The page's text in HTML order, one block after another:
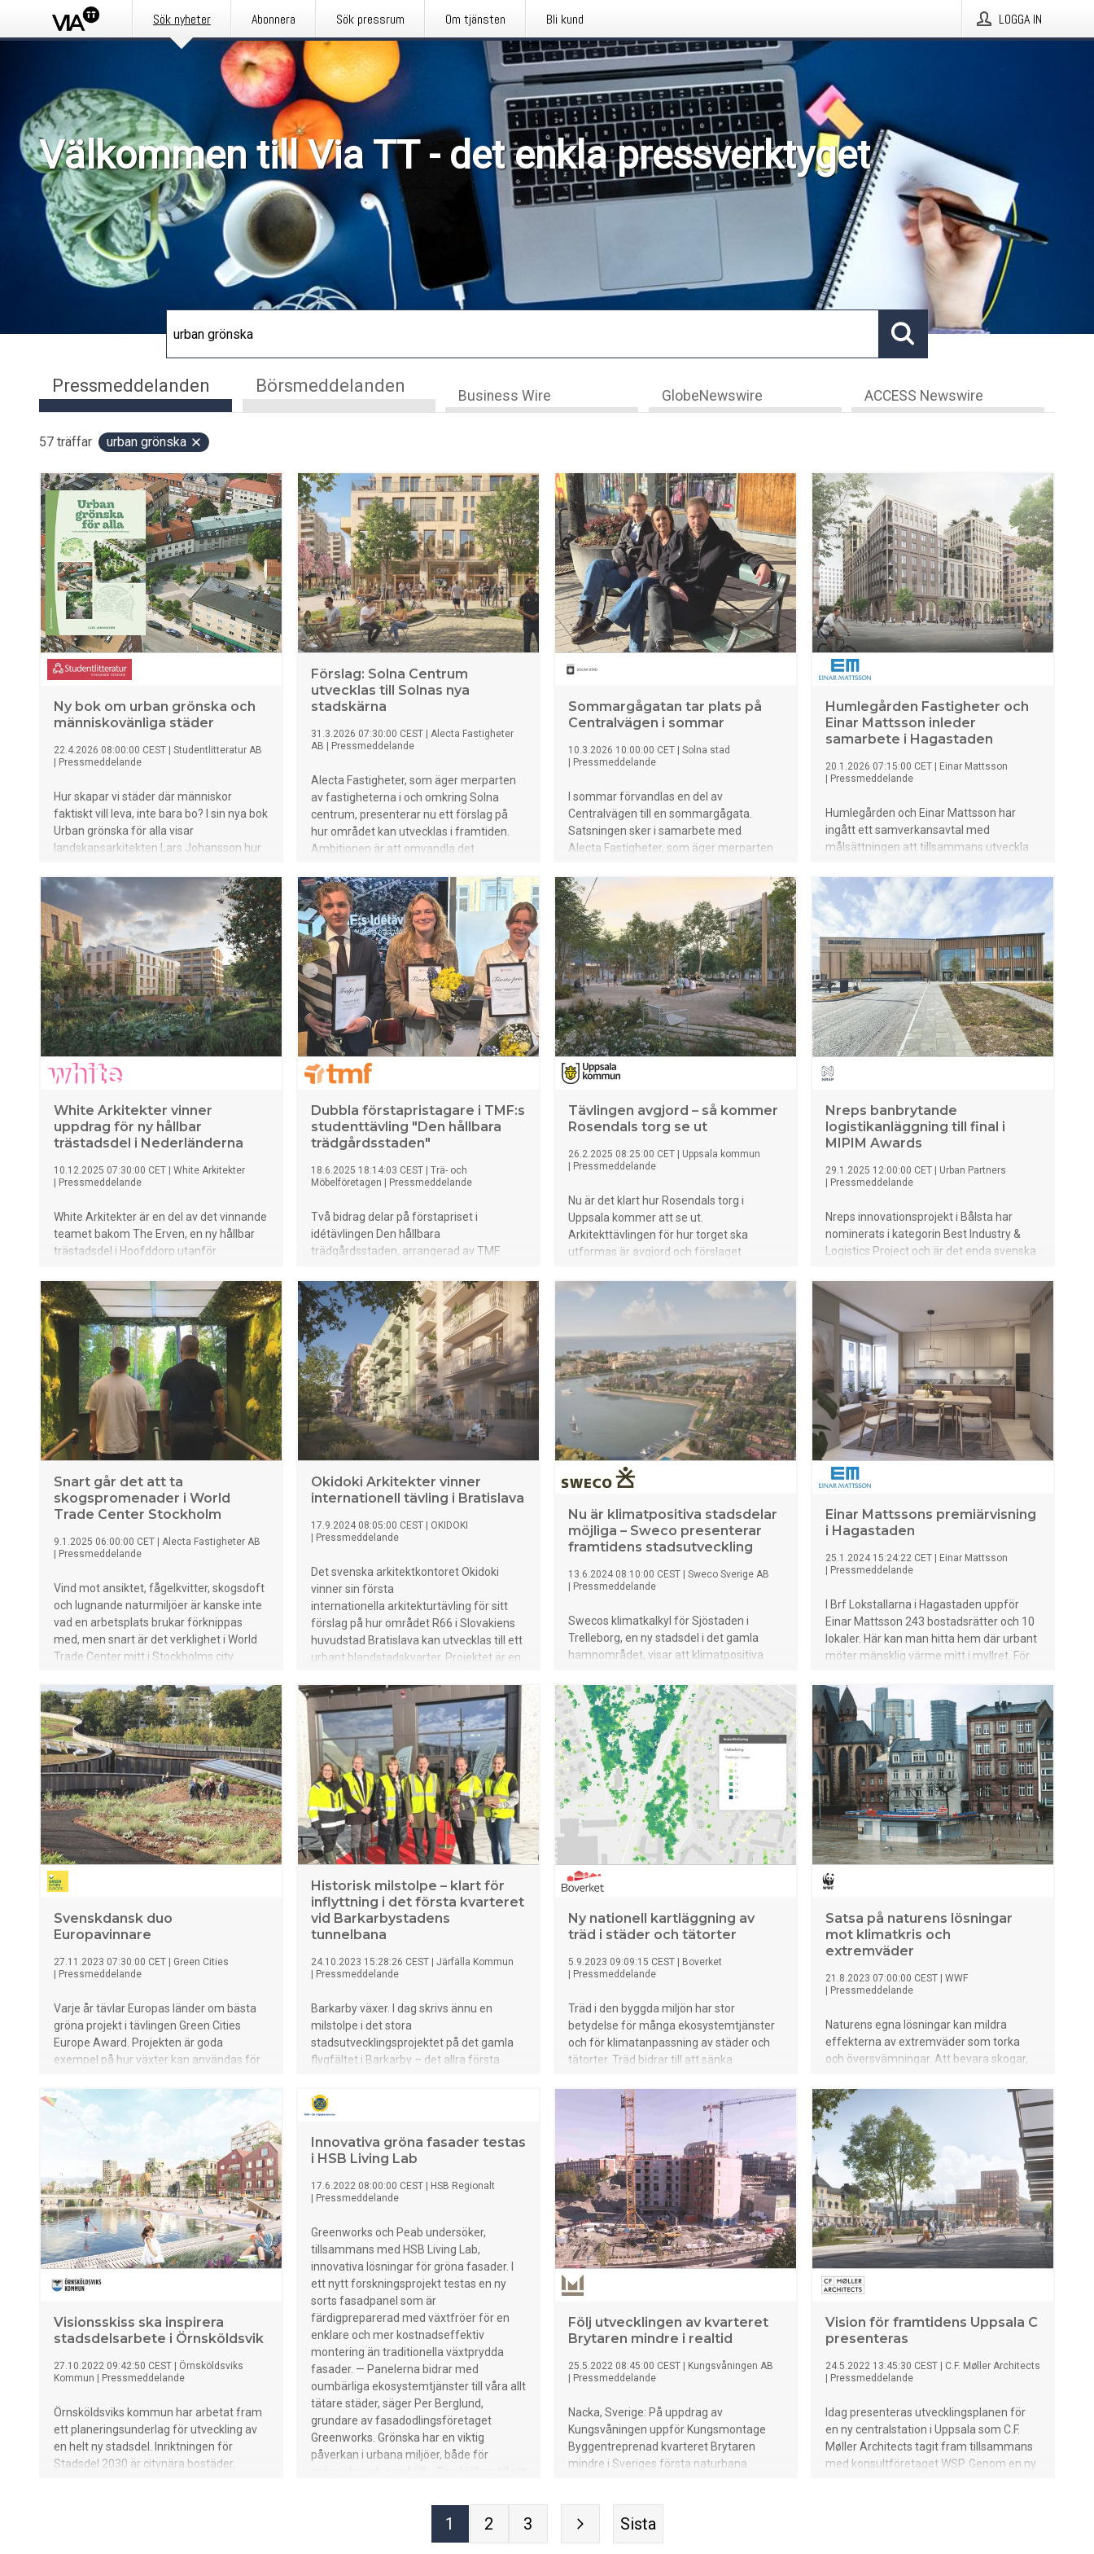
Sök nyheter Abonnera Sök pressrum Om tjänsten Bli kund LOGGA IN
Välkommen till Via TT - det enkla pressverktyget
Pressmeddelanden Börsmeddelanden Business Wire GlobeNewswire ACCESS Newswire
57 träffar urban grönska
Ny bok om urban grönska och
människovänliga städer
22.4.2026 08:00:00 CEST
Studentlitteratur AB
Pressmeddelande
Hur skapar vi städer där människor
faktiskt vill leva, inte bara bo? I sin nya bok
Urban grönska för alla visar
landskapsarkitekten Lars Johansson hur
roll i samhällsplaneringen.
Förslag: Solna Centrum
utvecklas till Solnas nya
stadskärna
31.3.2026 07:30:00 CEST
Alecta Fastigheter
AB
Pressmeddelande
Alecta Fastigheter, som äger merparten
av fastigheterna i och omkring Solna
centrum, presenterar nu ett förslag på
hur området kan utvecklas i framtiden.
Ambitionen är att omvandla det
utåtriktad, sammanhållen och levande
stadskärna. Utvecklingsförslaget
omfattar minst en fördubbling av antalet
bostäder, fler arbetsplatser, fortsatt
satsning på handel, fler aktiva
bottenvåningar och ett starkt fokus på
grönska, torgbildningar och bättre
kopplingar till Skytteholm, Hagalund och
Råsunda.
Sommargågatan tar plats på
Centralvägen i sommar
10.3.2026 10:00:00 CET
Solna stad
Pressmeddelande
I sommar förvandlas en del av
Centralvägen till en sommargågata.
Satsningen sker i samarbete med
Alecta Fastigheter, som äger merparten
centrum. Sommargågatan invigs den 30
maj och pågår fram till den 30 augusti.
Humlegården Fastigheter och
Einar Mattsson inleder
samarbete i Hagastaden
20.1.2026 07:15:00 CET
Einar Mattsson
Pressmeddelande
Humlegården och Einar Mattsson har
ingått ett samverkansavtal med
målsättningen att tillsammans utveckla
White Arkitekter vinner
uppdrag för ny hållbar
trästadsdel i Nederländerna
10.12.2025 07:30:00 CET
White Arkitekter
Pressmeddelande
White Arkitekter är en del av det vinnande
teamet bakom The Erven, en ny hållbar
trästadsdel i Hoofddorp utanför
bostäder och är en central del av den nya
stadsutvecklingen Lincolnpark. Med en
samtida tolkning av lokala traditioner
kombinerar The Erven social hållbarhet,
biobaserade material och cirkulära
lösningar.
Dubbla förstapristagare i TMF:s
studenttävling "Den hållbara
trädgårdsstaden"
18.6.2025 18:14:03 CEST
Trä- och
Möbelföretagen
Pressmeddelande
Två bidrag delar på förstapriset i
idétävlingen Den hållbara
trädgårdsstaden, arrangerad av TMF.
studenter inom arkitektur och
stadsplanering runtom i landet och
prisutdelningen skedde i Näringslivets Hus
på onsdagseftermiddagen.
Tävlingen avgjord – så kommer
Rosendals torg se ut
26.2.2025 08:25:00 CET
Uppsala kommun
Pressmeddelande
Nu är det klart hur Rosendals torg i
Uppsala kommer att se ut.
Arkitekttävlingen för hur torget ska
utformas är avgjord och förslaget
Planning och Bjerking AB med
underkonsult Lighting Design Collective.
och levande torg med fokus på grönska,
fyllt av aktiviteter och byggt med mycket
återanvänt material.
Nreps banbrytande
logistikanläggning till final i
MIPIM Awards
29.1.2025 12:00:00 CET
Urban Partners
Pressmeddelande
Nreps innovationsprojekt i Bålsta har
nominerats i kategorin Best Industry &
Logistics Project och är det enda svenska
upplaga av MIPIM Awards. Genom att
kombinera banbrytande design och
hållbarhet har projektet uppnått ett
rekordlågt koldioxidavtryck på 2,7
kgCO2/m²/år, samtidigt som det främjar
medarbetares välbefinnande och
biologisk mångfald.
Snart går det att ta
skogspromenader i World
Trade Center Stockholm
9.1.2025 06:00:00 CET
Alecta Fastigheter AB
Pressmeddelande
Vind mot ansiktet, fågelkvitter, skogsdoft
och lugnande naturmiljöer är kanske inte
vad en arbetsplats brukar förknippas
med, men snart är det verklighet i World
Trade Center mitt i Stockholms city.
inlett ett samarbete med Nature Station
som erbjuder hälso-och mötesrum för
naturpromenader och walk´n talks, och
blir därigenom den första
fastighetsägaren i Sverige som erbjuder
virtuella naturpromenader inomhus för
sina hyresgäster.
Okidoki Arkitekter vinner
internationell tävling i Bratislava
17.9.2024 08:05:00 CEST
OKIDOKI
Pressmeddelande
Det svenska arkitektkontoret Okidoki
vinner sin första
internationella arkitekturtävling för sitt
förslag på hur området R66 i Slovakiens
huvudstad Bratislava kan utvecklas till ett
urbant blandstadskvarter. Projektet är en
stadsomvandling med fokus på
hållbarhet. – Den här vinsten visar att vi
konkurrerar med europeiska storkontor i
kommersiella arkitekturprojekt, säger
Fredrik Hansson, VD för Okidoki.
Nu är klimatpositiva stadsdelar
möjliga – Sweco presenterar
framtidens stadsutveckling
13.6.2024 08:10:00 CEST
Sweco Sverige AB
Pressmeddelande
Swecos klimatkalkyl för Sjöstaden i
Trelleborg, en ny stadsdel i det gamla
hamnområdet, visar att klimatpositiva
byggnader och dess driftenergi,
markanvändning och mobilitet för att
undersöka hur nära klimatpositivitet man
kan komma. Med fokus på kolsänkor i
stadsmiljö, cykel- och samtransport samt
förbättrade byggmetoder visar kalkylen
att det är möjligt att skapa klimatpositiva
stadsdelar. – Mig veterligen är det den
första i sitt slag där vi modellerat en hel
stadsdel, säger Gunilla Wembe, ansvarig
arkitekt på Sweco Architects.
Einar Mattssons premiärvisning
i Hagastaden
25.1.2024 15:24:22 CET
Einar Mattsson
Pressmeddelande
I Brf Lokstallarna i Hagastaden uppför
Einar Mattsson 243 bostadsrätter och 10
lokaler. Här kan man hitta hem där urbant
möter mänsklig värme mitt i myllret. För
design och produkten har vi i veckan
öppnat upp visningslokalen på
Hagaesplanaden 66. De nya väldesignade
bostadsrätterna omfattas såklart också
av Einar Mattssons låne- och
räntekostnadsgaranti.
Svenskdansk duo
Europavinnare
27.11.2023 07:30:00 CET
Green Cities
Pressmeddelande
Varje år tävlar Europas länder om bästa
gröna projekt i tävlingen Green Cities
Europe Award. Projekten är goda
exempel på hur växter kan användas för
värden. I år gick vinsten till projektet
Basecamp Lyngby utanför Köpenhamn i
Danmark.
Historisk milstolpe – klart för
inflyttning i det första kvarteret
vid Barkarbystadens
tunnelbana
24.10.2023 15:28:26 CEST
Järfälla Kommun
Pressmeddelande
Barkarby växer. I dag skrivs ännu en
milstolpe i det stora
stadsutvecklingsprojektet på det gamla
flygfältet i Barkarby – det allra första
kommande tunnelbanestation står klart
för första inflyttning.
Ny nationell kartläggning av
träd i städer och tätorter
5.9.2023 09:09:15 CEST
Boverket
Pressmeddelande
Träd i den byggda miljön har stor
betydelse för många ekosystemtjänster
och för klimatanpassning av städer och
tätorter. Träd bidrar till att sänka
om dagvatten. Boverket har därför
tillsammans med Metria gjort en nationell
kartläggning av trädtäckning i städer och
tätorter som kan användas av kommuner,
länsstyrelser, företag och myndigheter.
Satsa på naturens lösningar
mot klimatkris och
extremväder
21.8.2023 07:00:00 CEST
WWF
Pressmeddelande
Naturens egna lösningar kan mildra
effekterna av extremväder som torka
och översvämningar. Att bevara skogar,
städer kan spela en viktig roll. En rad
positiva exempel är på gång både i
Sverige och globalt, visar en kartläggning
från WWF.
Visionsskiss ska inspirera
stadsdelsarbete i Örnsköldsvik
27.10.2022 09:42:50 CEST
Örnsköldsviks
Kommun
Pressmeddelande
Örnsköldsviks kommun har arbetat fram
ett planeringsunderlag för utveckling av
en helt ny stadsdel. Inriktningen för
Stadsdel 2030 är citynära bostäder,
Innovativa gröna fasader testas
i HSB Living Lab
17.6.2022 08:00:00 CEST
HSB Regionalt
Pressmeddelande
Greenworks och Peab undersöker,
tillsammans med HSB Living Lab,
innovativa lösningar för gröna fasader. I
ett nytt forskningsprojekt testas en ny
sorts fasadpanel som är
färdigpreparerad med växtfröer för en
enklare och mer kostnadseffektiv
montering än traditionella växtprydda
fasader. — Panelerna bidrar med
oumbärliga ekosystemtjänster till våra allt
tätare städer, säger Per Berglund,
grundare av fasadodlingsföretaget
Greenworks. Grönska har en viktig
påverkan i urbana miljöer, både för
människa och samhälle. Den hjälper till att
partiklar från luften. Samtidigt försvinner
viktiga grönområden i takt med att våra
städer förtätas, effektiviseras och växer.
Följ utvecklingen av kvarteret
Brytaren mindre i realtid
25.5.2022 08:45:00 CEST
Kungsvåningen AB
Pressmeddelande
Nacka, Sverige: På uppdrag av
Kungsvåningen uppför Kungsmontage
Byggentreprenad kvarteret Brytaren
mindre i Sveriges första naturbana
finska tjänsten Enlapser Ltd som
möjliggör att följa byggprocessen i realtid
Vision för framtidens Uppsala C
presenteras
24.5.2022 13:45:30 CEST
C.F. Møller Architects
Pressmeddelande
Idag presenteras utvecklingsplanen för
en ny centralstation i Uppsala som C.F.
Møller Architects tagit fram tillsammans
med konsultföretaget WSP. Genom en ny
1 2 3 Sista